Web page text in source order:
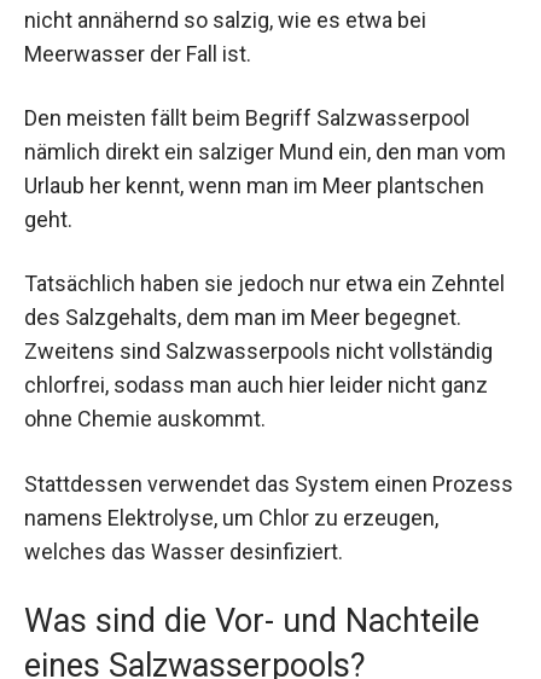
nicht annähernd so salzig, wie es etwa bei
Meerwasser der Fall ist.
Den meisten fällt beim Begriff Salzwasserpool
nämlich direkt ein salziger Mund ein, den man vom
Urlaub her kennt, wenn man im Meer plantschen
geht.
Tatsächlich haben sie jedoch nur etwa ein Zehntel
des Salzgehalts, dem man im Meer begegnet.
Zweitens sind Salzwasserpools nicht vollständig
chlorfrei, sodass man auch hier leider nicht ganz
ohne Chemie auskommt.
Stattdessen verwendet das System einen Prozess
namens Elektrolyse, um Chlor zu erzeugen,
welches das Wasser desinfiziert.
Was sind die Vor- und Nachteile
eines Salzwasserpools?